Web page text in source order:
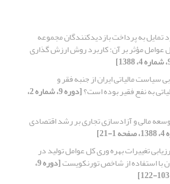
تمایل به پرداخت بازدیدکنندگان مجموعه
عوامل مؤثر بر آن: کاربرد روش ارزش گذاری
سیاست مالیاتی ایران از جنبه فقر و
به نفع فقیر بوده است؟ [دوره 9، شماره 2،
مالی و آزادسازی تجاری بر رشد اقتصادی
تغییرات بهره وری کل عوامل تولید در
با استفاده از شاخص تورنکویست [دوره 9،